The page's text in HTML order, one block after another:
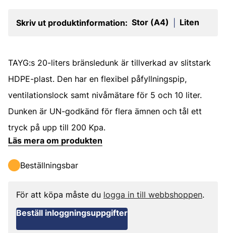
Skriv ut produktinformation: Stor (A4) Liten
TAYG:s 20-liters bränsledunk är tillverkad av slitstark
HDPE-plast. Den har en flexibel påfyllningspip,
ventilationslock samt nivåmätare för 5 och 10 liter.
Dunken är UN-godkänd för flera ämnen och tål ett
tryck på upp till 200 Kpa.
Läs mera om produkten
Beställningsbar
För att köpa måste du logga in till webbshoppen.
Beställ inloggningsuppgifter